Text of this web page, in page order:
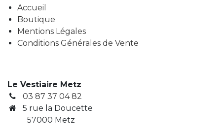
Accueil
Boutique
Mentions Légales
Conditions Générales de Vente
Le Vestiaire Metz
03 87 37 04 82
5 rue la Doucette
57000 Metz